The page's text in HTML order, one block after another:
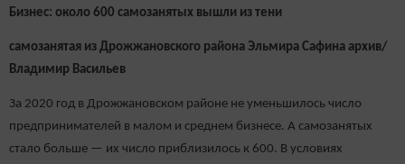
Бизнес: около 600 самозанятых вышли из тени
самозанятая из Дрожжановского района Эльмира Сафина архив/
Владимир Васильев
За 2020 год в Дрожжановском районе не уменьшилось число
предпринимателей в малом и среднем бизнесе. А самозанятых
стало больше — их число приблизилось к 600. В условиях